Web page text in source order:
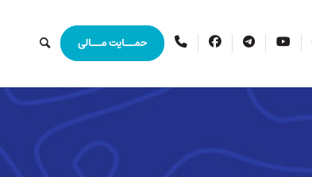
اینستاگرامیوتیوبتلگرام فیس ارتباط حمــایت مــالی